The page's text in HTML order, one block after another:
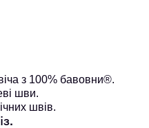
з 100% бавовни®.
шви.
швів.